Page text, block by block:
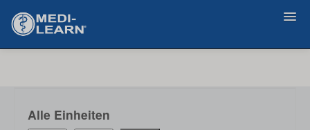
Alle Einheiten